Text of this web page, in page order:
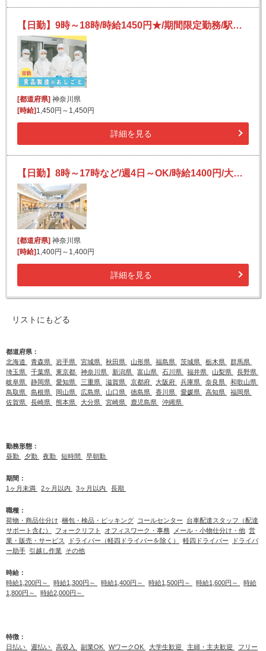
【日勤】9時～18時/時給1450円★/期間限定勤務/駅チカ！/未経験OK♪/肉まんなどの製造補助
[都道府県]神奈川県
[時給]1,450円～1,450円
詳細を見る
【日勤】8時～17時など/週4日～OK/時給1400円/大型商業施設内で集配作業/駅チカ/高時給
[都道府県] 神奈川県
[時給] 1,400円～1,400円
詳細を見る
リストにもどる
都道府県：
北海道
青森県 岩手県 宮城県 秋田県 山形県 福島県 茨城県 栃木県
群馬県
埼玉県
千葉県 東京都 神奈川県 新潟県 富山県 石川県 福井県 山梨県
長野県
岐阜県
静岡県 愛知県 三重県 滋賀県 京都府 大阪府 兵庫県 奈良県
和歌山県
鳥取県
島根県 岡山県 広島県 山口県 徳島県 香川県 愛媛県 高知県
福岡県
佐賀県
長崎県 熊本県 大分県 宮崎県 鹿児島県 沖縄県
勤務形態：
昼勤
夕勤 夜勤 短時間 早朝勤
期間：
1ヶ月未満
2ヶ月以内 3ヶ月以内 長期
職種：
荷物・商品仕分け 梱包・検品・ピッキング コールセンター
台車配達スタッフ（配達
サポート含む）
フォークリフト オフィスワーク・事務 メール・小物仕分け・他 営
業・販売・サービス
ドライバー（軽四ドライバーを除く） 軽四ドライバー
ドライバ
ー助手 引越し作業 その他
時給：
時給1,200円～
時給1,300円～ 時給1,400円～ 時給1,500円～ 時給1,600円～
時給
1,800円～
時給2,000円～
特徴：
日払い
週払い 高収入 副業OK WワークOK 大学生歓迎 主婦・主夫歓迎 フリー